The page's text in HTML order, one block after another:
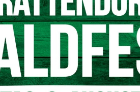
lag, gelang ein ausgezeichneter 2.
) bescherte. Zwei super Läufe zeigte
Stampfer Johannes. Er siegte
tollen Flutlichtbewerb.